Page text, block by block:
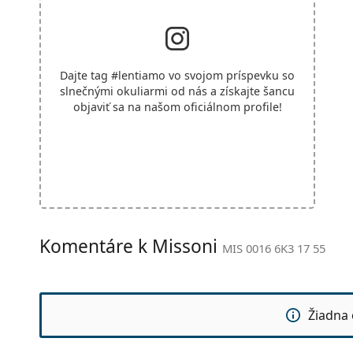
Dajte tag #lentiamo vo svojom príspevku so
slnečnými okuliarmi od nás a získajte šancu
objaviť sa na našom oficiálnom profile!
Komentáre k Missoni MIS 0016 6K3 17 55
Žiadna